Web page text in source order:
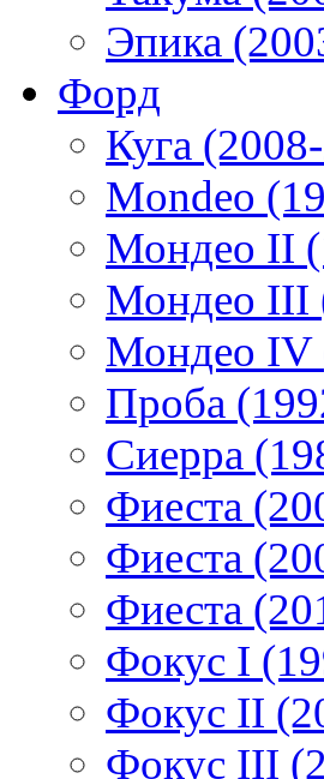
Эпика
Форд
Куга
Mondeo
Мондео II
Мондео III
Мондео IV
Проба
Сиерра
Фиеста
Фиеста
Фиеста
Фокус I
Фокус II
Фокус III